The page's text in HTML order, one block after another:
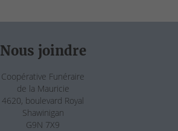
Nous joindre
Coopérative Funéraire
de la Mauricie
4620, boulevard Royal
Shawinigan
G9N 7X9